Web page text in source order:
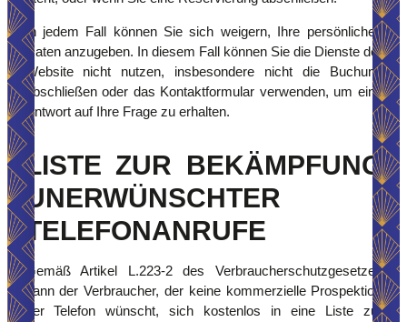
In jedem Fall können Sie sich weigern, Ihre persönlichen
Daten anzugeben. In diesem Fall können Sie die Dienste der
Website nicht nutzen, insbesondere nicht die Buchung
abschließen oder das Kontaktformular verwenden, um eine
Antwort auf Ihre Frage zu erhalten.
LISTE ZUR BEKÄMPFUNG
UNERWÜNSCHTER
TELEFONANRUFE
Gemäß Artikel L.223-2 des Verbraucherschutzgesetzes
kann der Verbraucher, der keine kommerzielle Prospektion
per Telefon wünscht, sich kostenlos in eine Liste zur